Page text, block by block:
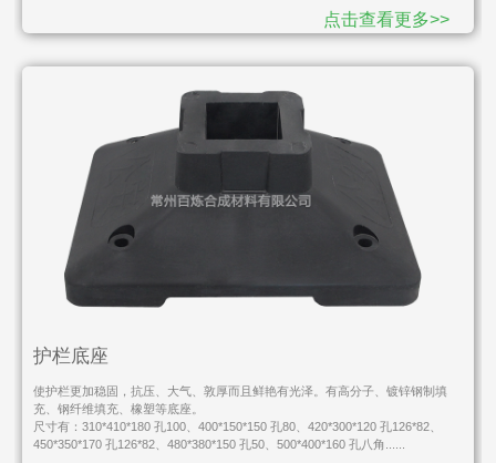
点击查看更多>>
护栏底座
使护栏更加稳固，抗压、大气、敦厚而且鲜艳有光泽。有高分子、镀锌钢制填
充、钢纤维填充、橡塑等底座。
尺寸有：310*410*180 孔100、400*150*150 孔80、420*300*120 孔126*82、
450*350*170 孔126*82、480*380*150 孔50、500*400*160 孔八角......